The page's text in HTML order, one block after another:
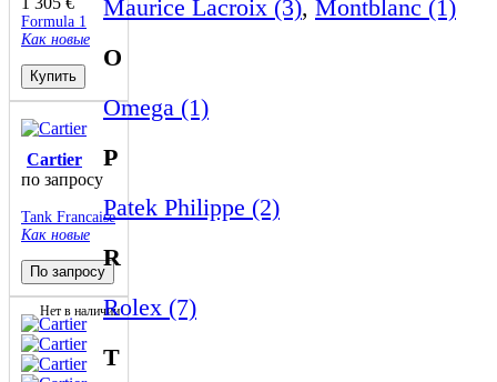
Maurice Lacroix (3), Montblanc (1)
O
Omega (1)
P
Patek Philippe (2)
R
Rolex (7)
T
Formula 1
Как новые
Купить
Cartier
по запросу
Tank Francaise
Как новые
По запросу
Нет в наличии